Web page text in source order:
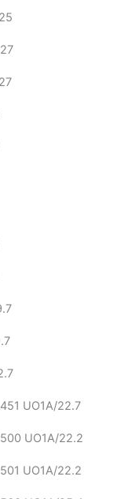
UO1A/22.7
UO1A/22.2
UO1A/22.2